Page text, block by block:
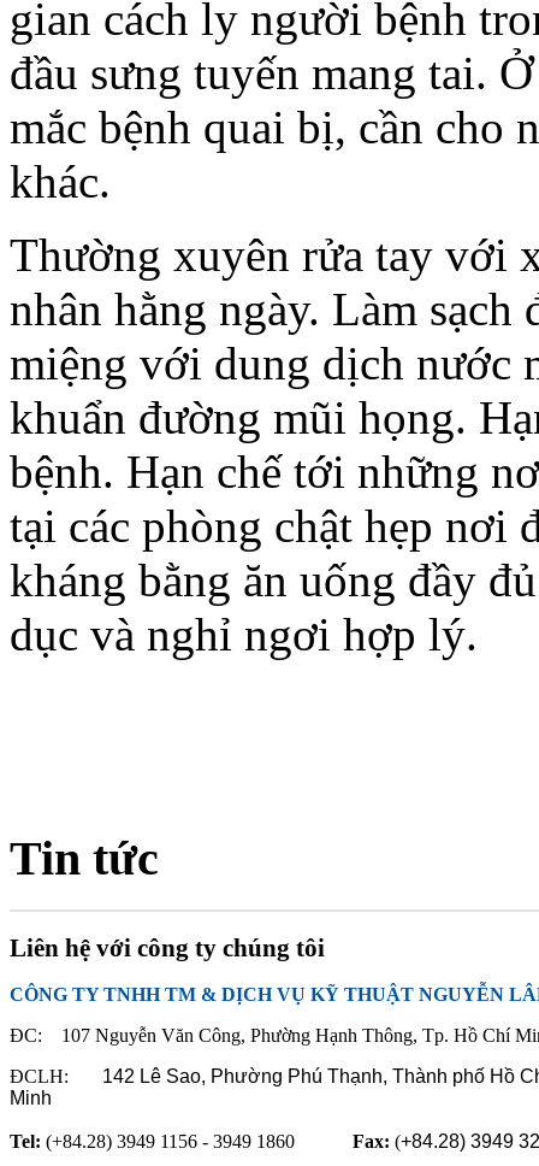
gian cách ly người bệnh
đầu sưng tuyến mang tai.
mắc bệnh quai bị, cần cho
khác.
Thường xuyên rửa tay với
nhân hằng ngày. Làm sạch
miệng với dung dịch nước
khuẩn đường mũi họng.
bệnh. Hạn chế tới những
tại các phòng chật hẹp nơi
kháng bằng ăn uống đầy
dục và nghỉ ngơi hợp lý.
Tin tức
Liên hệ với công ty chúng tôi
CÔNG TY TNHH TM & DỊCH VỤ KỸ THUẬT NGUYỄN
ĐC: 107 Nguyễn Văn Công, Phường Hạnh Thông, Tp. Hồ Chí
ĐCLH: 142 Lê Sao, Phường Phú Thạnh, Thành phố Hồ
Minh
Tel: (+84.28) 3949 1156 - 3949 1860 Fax: (+84.28) 3949